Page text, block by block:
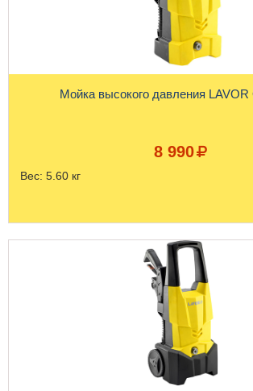
Мойка высокого давления LAVOR
8 990
Вес: 5.60 кг